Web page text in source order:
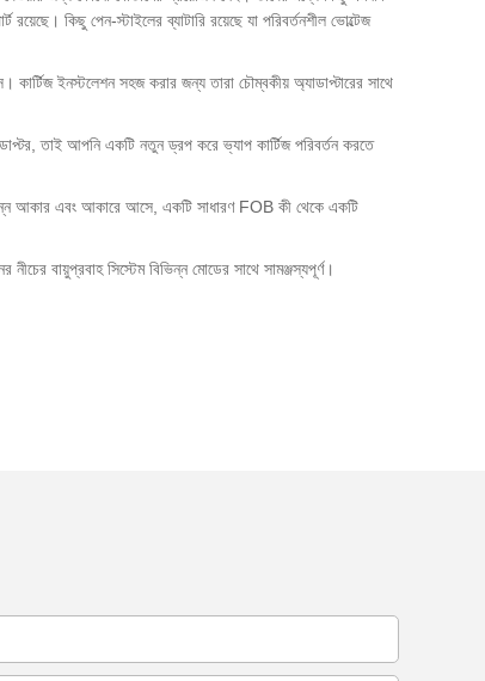
কিছু পেন-স্টাইলের ব্যাটারি রয়েছে যা পরিবর্তনশীল ভোল্টেজ
ইনস্টলেশন সহজ করার জন্য তারা চৌম্বকীয় অ্যাডাপ্টারের সাথে
তাই আপনি একটি নতুন ড্রপ করে ভ্যাপ কার্টিজ পরিবর্তন করতে
আকার এবং আকারে আসে, একটি সাধারণ FOB কী থেকে একটি
বায়ুপ্রবাহ সিস্টেম বিভিন্ন মোডের সাথে সামঞ্জস্যপূর্ণ।